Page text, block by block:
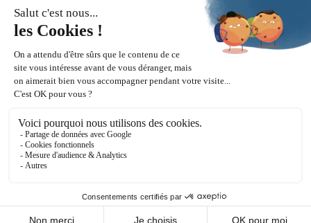
Copyright © 2026 Ceciaa . All rights reserved.
Theme:ColorMag Proby ThemeGrill. Powered byWordPress.